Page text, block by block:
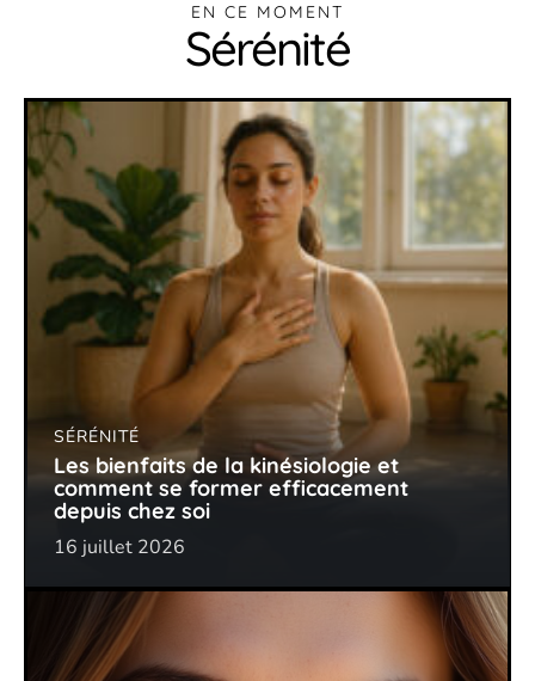
EN CE MOMENT
Sérénité
SÉRÉNITÉ
Les bienfaits de la kinésiologie et
comment se former efficacement
depuis chez soi
16 juillet 2026